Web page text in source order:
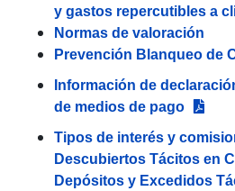
y gastos repercutibles a
Normas de valoración
Prevención Blanqueo de
Información de
de medios de pago
Tipos de interés y
Descubiertos Tácitos en
Depósitos y Excedidos